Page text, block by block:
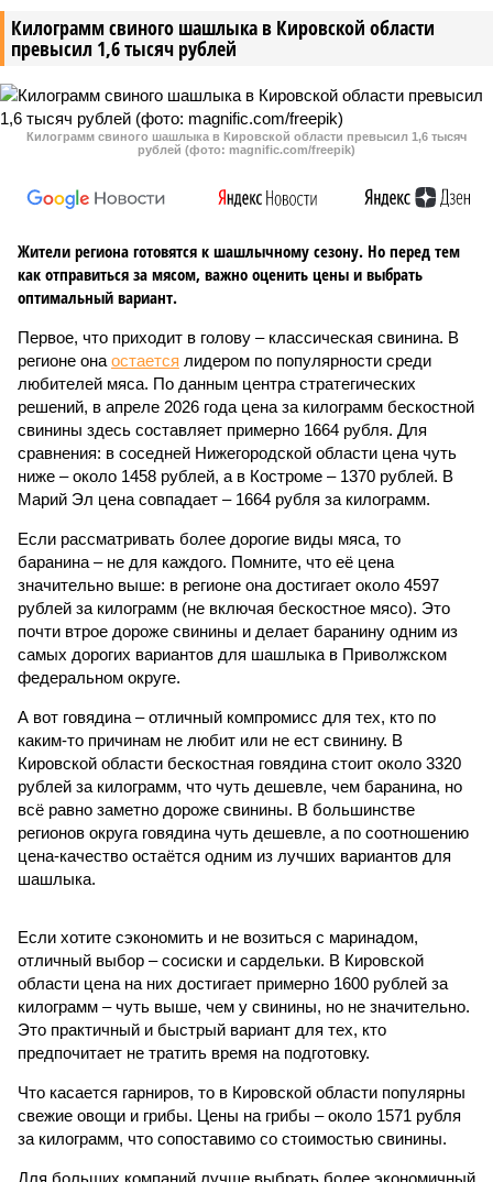
Килограмм свиного шашлыка в Кировской области
превысил 1,6 тысяч рублей
Килограмм свиного шашлыка в Кировской области превысил 1,6 тысяч
рублей (фото: magnific.com/freepik)
Жители региона готовятся к шашлычному сезону. Но перед тем
как отправиться за мясом, важно оценить цены и выбрать
оптимальный вариант.
Первое, что приходит в голову – классическая свинина. В
регионе она остается лидером по популярности среди
любителей мяса. По данным центра стратегических
решений, в апреле 2026 года цена за килограмм бескостной
свинины здесь составляет примерно 1664 рубля. Для
сравнения: в соседней Нижегородской области цена чуть
ниже – около 1458 рублей, а в Костроме – 1370 рублей. В
Марий Эл цена совпадает – 1664 рубля за килограмм.
Если рассматривать более дорогие виды мяса, то
баранина – не для каждого. Помните, что её цена
значительно выше: в регионе она достигает около 4597
рублей за килограмм (не включая бескостное мясо). Это
почти втрое дороже свинины и делает баранину одним из
самых дорогих вариантов для шашлыка в Приволжском
федеральном округе.
А вот говядина – отличный компромисс для тех, кто по
каким-то причинам не любит или не ест свинину. В
Кировской области бескостная говядина стоит около 3320
рублей за килограмм, что чуть дешевле, чем баранина, но
всё равно заметно дороже свинины. В большинстве
регионов округа говядина чуть дешевле, а по соотношению
цена-качество остаётся одним из лучших вариантов для
шашлыка.
Если хотите сэкономить и не возиться с маринадом,
отличный выбор – сосиски и сардельки. В Кировской
области цена на них достигает примерно 1600 рублей за
килограмм – чуть выше, чем у свинины, но не значительно.
Это практичный и быстрый вариант для тех, кто
предпочитает не тратить время на подготовку.
Что касается гарниров, то в Кировской области популярны
свежие овощи и грибы. Цены на грибы – около 1571 рубля
за килограмм, что сопоставимо со стоимостью свинины.
Для больших компаний лучше выбрать более экономичный